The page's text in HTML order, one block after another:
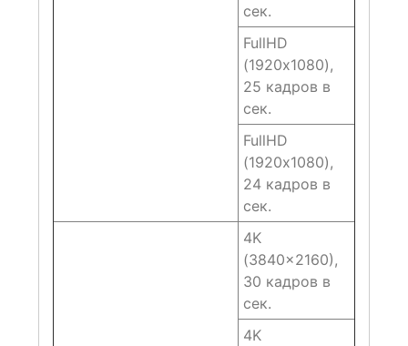
сек.
FullHD
(1920х1080),
25 кадров в
сек.
FullHD
(1920х1080),
24 кадров в
сек.
4K
(3840×2160),
30 кадров в
сек.
4K